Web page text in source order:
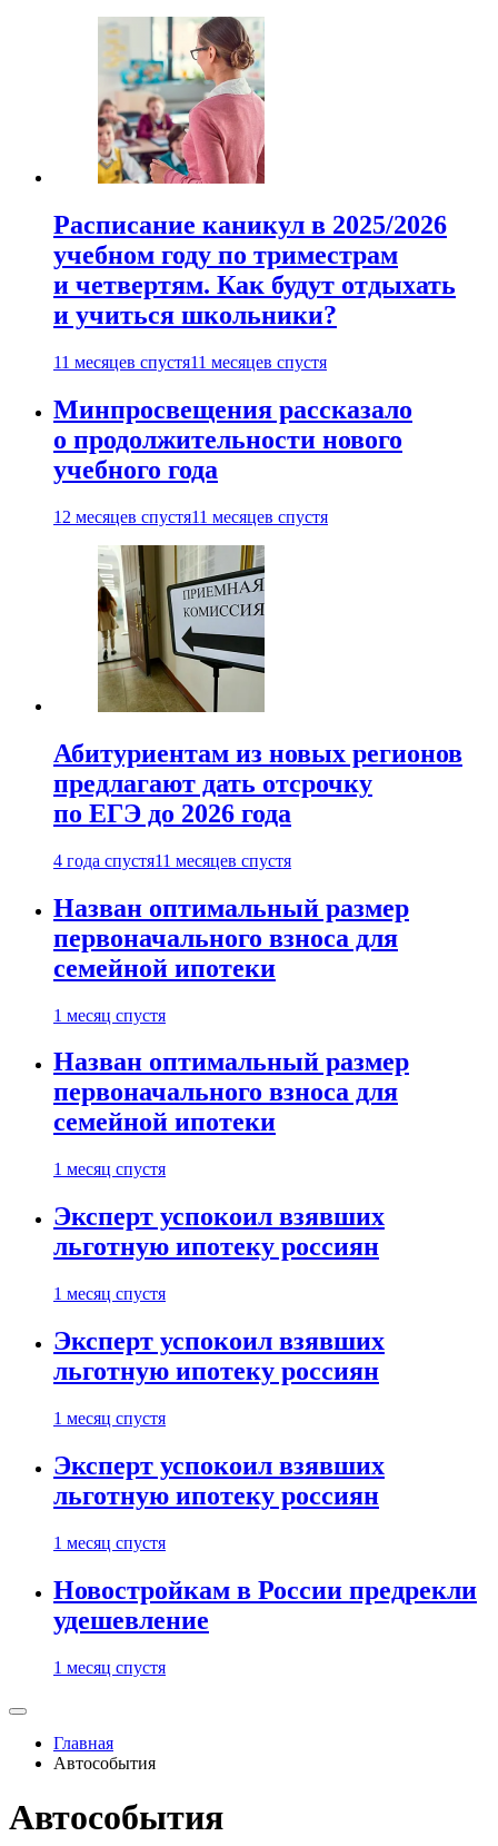
Расписание каникул в 2025/2026
учебном году по триместрам
и четвертям. Как будут отдыхать
и учиться школьники?
11 месяцев спустя11 месяцев спустя
Минпросвещения рассказало
о продолжительности нового
учебного года
12 месяцев спустя11 месяцев спустя
Абитуриентам из новых регионов
предлагают дать отсрочку
по ЕГЭ до 2026 года
4 года спустя11 месяцев спустя
Назван оптимальный размер
первоначального взноса для
семейной ипотеки
1 месяц спустя
Назван оптимальный размер
первоначального взноса для
семейной ипотеки
1 месяц спустя
Эксперт успокоил взявших
льготную ипотеку россиян
1 месяц спустя
Эксперт успокоил взявших
льготную ипотеку россиян
1 месяц спустя
Эксперт успокоил взявших
льготную ипотеку россиян
1 месяц спустя
Новостройкам в России предрекли
удешевление
1 месяц спустя
Главная
Автособытия
Автособытия